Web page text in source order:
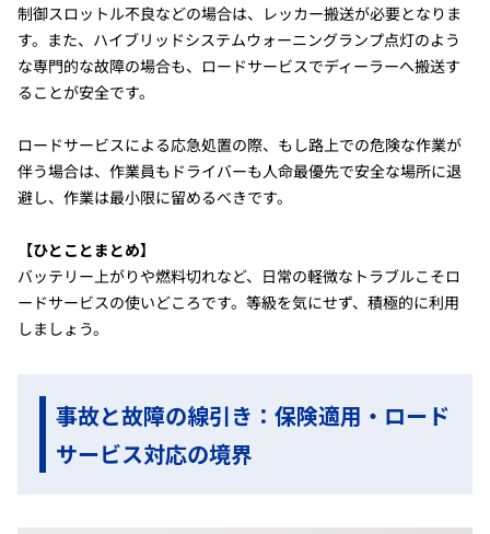
制御スロットル不良などの場合は、レッカー搬送が必要となりま
す。また、ハイブリッドシステムウォーニングランプ点灯のよう
な専門的な故障の場合も、ロードサービスでディーラーへ搬送す
ることが安全です。
ロードサービスによる応急処置の際、もし路上での危険な作業が
伴う場合は、作業員もドライバーも人命最優先で安全な場所に退
避し、作業は最小限に留めるべきです。
【ひとことまとめ】
バッテリー上がりや燃料切れなど、日常の軽微なトラブルこそロ
ードサービスの使いどころです。等級を気にせず、積極的に利用
しましょう。
事故と故障の線引き：保険適用・ロード
サービス対応の境界